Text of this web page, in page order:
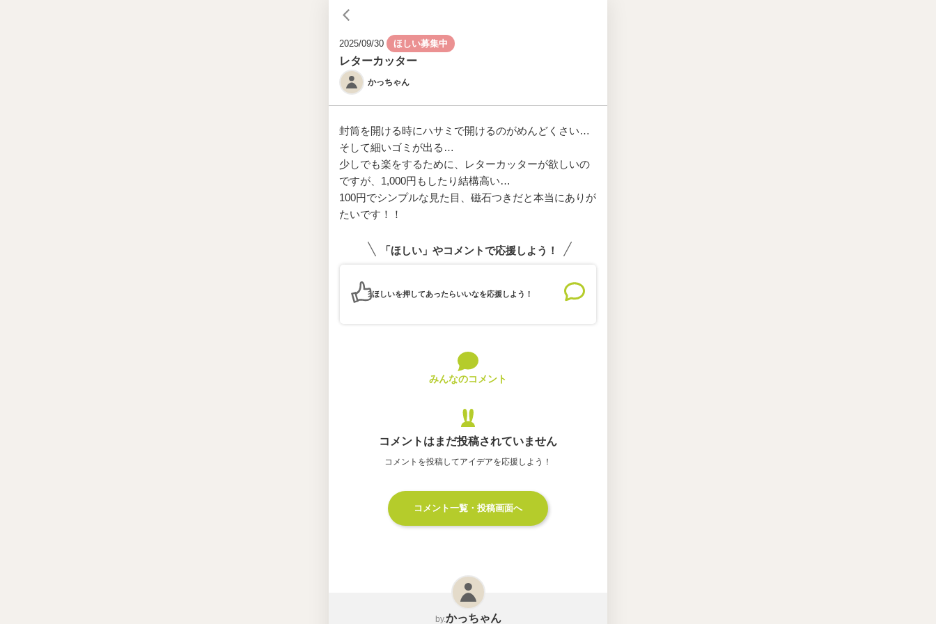
2025/09/30 ほしい募集中
レターカッター
かっちゃん
封筒を開ける時にハサミで開けるのがめんどくさい…
そして細いゴミが出る…
少しでも楽をするために、レターカッターが欲しいの
ですが、1,000円もしたり結構高い…
100円でシンプルな見た目、磁石つきだと本当にありが
たいです！！
「ほしい」やコメントで応援しよう！
ほしいを押してあったらいいなを応援しよう！
みんなのコメント
コメントはまだ投稿されていません
コメントを投稿してアイデアを応援しよう！
コメント一覧・投稿画面へ
by.かっちゃん